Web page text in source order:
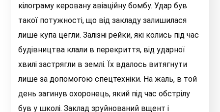
кілограму керовану авіаційну бомбу. Удар був
такої потужності, що від закладу залишилася
лише купа цегли. Залізні рейки, які колись під час
будівництва клали в перекриття, від ударної
хвилі застрягли в землі. Їх вдалось витягнути
лише за допомогою спецтехніки. На жаль, в той
день загинув охоронець, який під час обстрілу
був у школі. Заклад зруйнований вщент і